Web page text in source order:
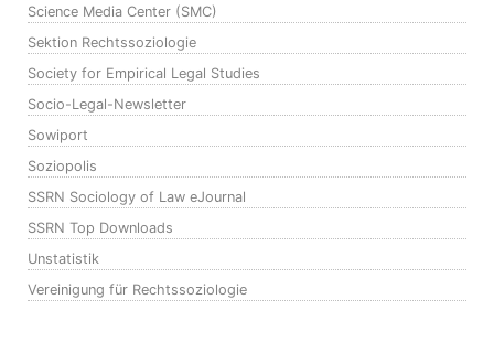
Science Media Center (SMC)
Sektion Rechtssoziologie
Society for Empirical Legal Studies
Socio-Legal-Newsletter
Sowiport
Soziopolis
SSRN Sociology of Law eJournal
SSRN Top Downloads
Unstatistik
Vereinigung für Rechtssoziologie